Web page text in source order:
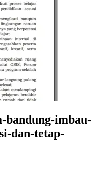
bandung-imbau-
dan-tetap-